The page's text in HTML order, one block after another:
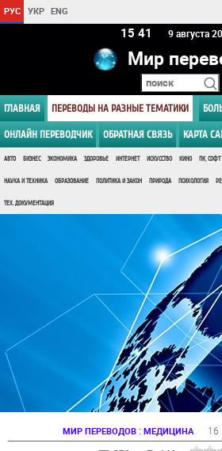
РУС УКР ENG
15:41 9 августа
Мир
ГЛАВНАЯ ПЕРЕВОДЫ НА РАЗНЫЕ ТЕМАТИКИ
ОНЛАЙН ПЕРЕВОДЧИК ОБРАТНАЯ СВЯЗЬ КАРТА
АВТО БИЗНЕС ЭКОНОМИКА ЗДОРОВЬЕ ИНТЕРНЕТ ИСКУССТВО КИНО ПК, СОФТ
НАУКА И ТЕХНИКА ОБРАЗОВАНИЕ ПОЛИТИКА И ЗАКОН ПРИРОДА ПСИХОЛОГИЯ
ТЕХ. ДОКУМЕНТАЦИЯ
МИР ПЕРЕВОДОВ : МЕДИЦИНА 16